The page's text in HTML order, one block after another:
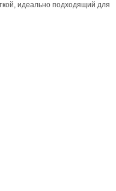
идеально подходящий для